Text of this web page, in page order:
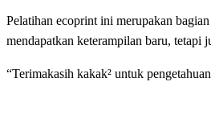
Pelatihan ecoprint ini merupakan
mendapatkan keterampilan baru, tetapi
“Terimakasih kakak² untuk